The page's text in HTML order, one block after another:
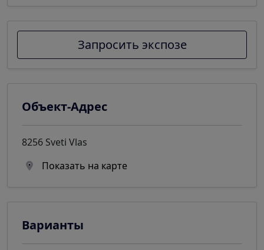
Запросить экспозе
Объект-Адрес
8256 Sveti Vlas
Показать на карте
Варианты